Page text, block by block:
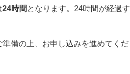
24時間 となります。24時間が経過す
備の上、お申し込みを進めてくだ